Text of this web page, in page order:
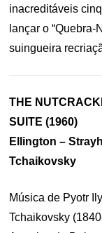
inacreditáveis
lançar o “Quebra-
suingueira
THE
SUITE (1960)
Ellington –
Tchaikovsky
Música de Pyotr
Tchaikovsky